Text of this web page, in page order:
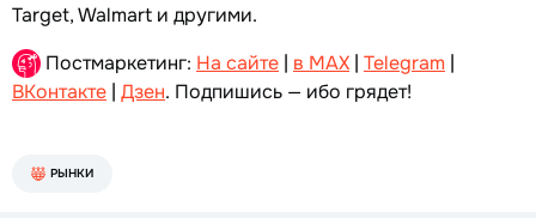
Target, Walmart и другими.
Постмаркетинг: На сайте | в MAX | Telegram |
ВКонтакте | Дзен. Подпишись — ибо грядет!
РЫНКИ